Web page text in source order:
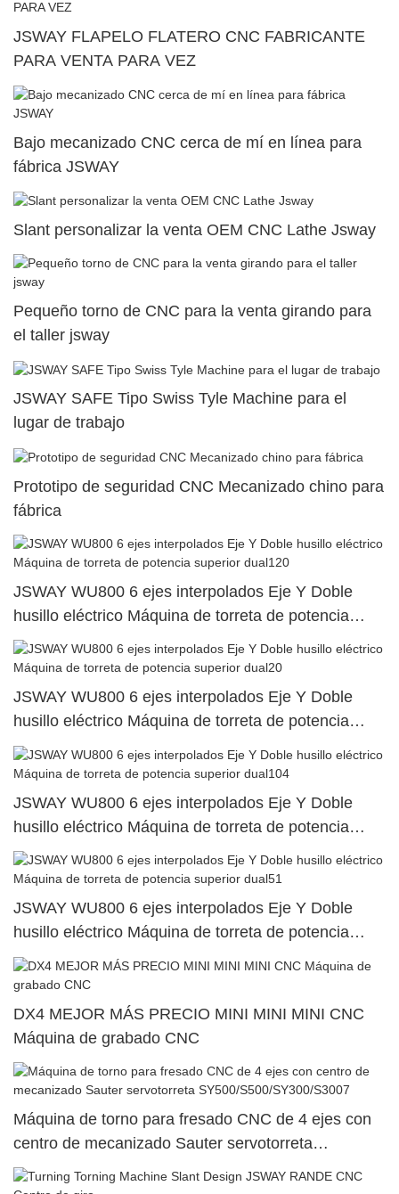
JSWAY FLAPELO FLATERO CNC FABRICANTE
PARA VENTA PARA VEZ
Bajo mecanizado CNC cerca de mí en línea para
fábrica JSWAY
Slant personalizar la venta OEM CNC Lathe Jsway
Pequeño torno de CNC para la venta girando para
el taller jsway
JSWAY SAFE Tipo Swiss Tyle Machine para el
lugar de trabajo
Prototipo de seguridad CNC Mecanizado chino para
fábrica
JSWAY WU800 6 ejes interpolados Eje Y Doble
husillo eléctrico Máquina de torreta de potencia
superior dual120
JSWAY WU800 6 ejes interpolados Eje Y Doble
husillo eléctrico Máquina de torreta de potencia
superior dual20
JSWAY WU800 6 ejes interpolados Eje Y Doble
husillo eléctrico Máquina de torreta de potencia
superior dual104
JSWAY WU800 6 ejes interpolados Eje Y Doble
husillo eléctrico Máquina de torreta de potencia
superior dual51
DX4 MEJOR MÁS PRECIO MINI MINI MINI CNC
Máquina de grabado CNC
Máquina de torno para fresado CNC de 4 ejes con
centro de mecanizado Sauter servotorreta
SY500/S500/SY300/S3007